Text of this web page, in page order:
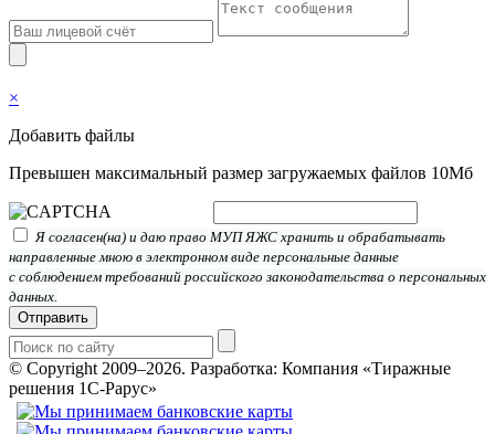
×
Добавить файлы
Превышен максимальный размер загружаемых файлов 10Мб
Я согласен(на) и даю право МУП ЯЖС хранить и обрабатывать
направленные мною в электронном виде персональные данные
с соблюдением требований российского законодательства о персональных
данных.
Отправить
© Copyright 2009–2026. Разработка: Компания «Тиражные
решения 1С-Рарус»